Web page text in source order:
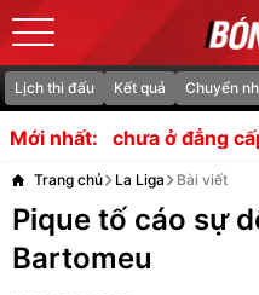
Lịch thi đấu Kết quả Chuyển
Mới nhất:
đẳng cấp thế giới Vị thế
Trang chủ La Liga Bài viết
Pique tố cáo sự
Bartomeu